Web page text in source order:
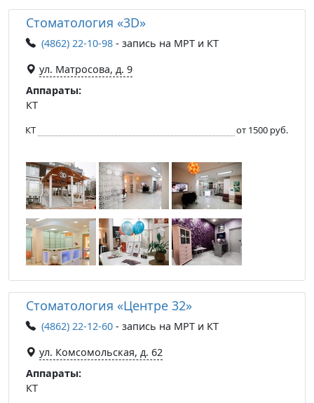
Стоматология «3D»
(4862) 22-10-98 - запись на МРТ и КТ
ул. Матросова, д. 9
Аппараты:
КТ
КТ от 1500 руб.
Стоматология «Центре 32»
(4862) 22-12-60 - запись на МРТ и КТ
ул. Комсомольская, д. 62
Аппараты:
КТ